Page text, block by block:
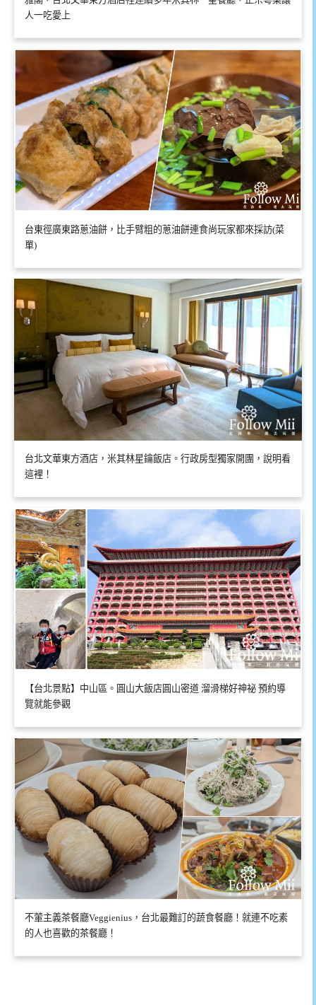
人一吃愛上
台東徑廣東路蔥油餅，比手臂粗的蔥油餅連食尚玩家都來採訪(菜
單)
台北文華東方酒店，米其林星鑰飯店。行政房型獨家開團，說明看
這裡！
【台北景點】中山區。圓山大飯店圓山密道 溜滑梯好神祕 預約導
覽就能參觀
不葷主義茶餐廳Veggienius，台北最難訂的蔬食餐廳！就連不吃素
的人也喜歡的茶餐廳！